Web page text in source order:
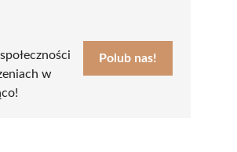
w
Polub nas!